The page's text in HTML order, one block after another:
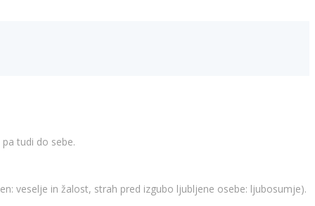
tudi do sebe.
veselje in žalost, strah pred izgubo ljubljene osebe: ljubosumje).